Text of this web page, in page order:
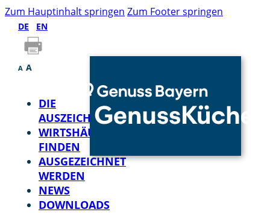
Zum Hauptinhalt springen Zum Footer springen
DE EN
A A
DIE
AUSZEICHNUNG
WIRTSHÄUSER
FINDEN
AUSGEZEICHNET
WERDEN
NEWS
DOWNLOADS